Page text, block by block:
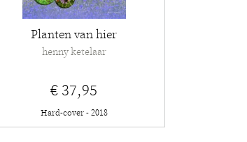
Planten van hier
henny ketelaar
€ 37,95
Hard-cover - 2018